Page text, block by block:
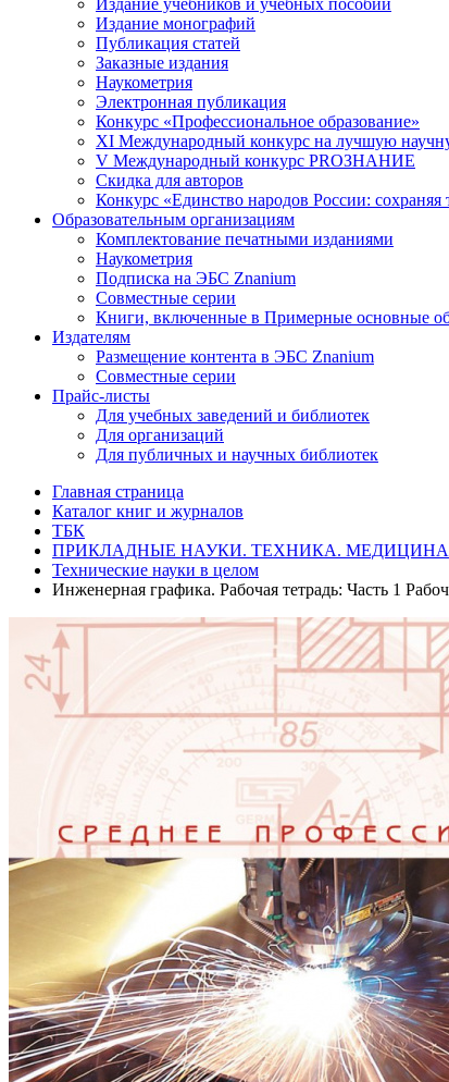
Издание учебников и учебных пособий
Издание монографий
Публикация статей
Заказные издания
Наукометрия
Электронная публикация
Конкурс «Профессиональное образование»
XI Международный конкурс на лучшую
V Международный конкурс PROЗНАНИЕ
Скидка для авторов
Конкурс «Единство народов России: сохраняя
Образовательным организациям
Комплектование печатными изданиями
Наукометрия
Подписка на ЭБС Znanium
Совместные серии
Книги, включенные в Примерные основные
Издателям
Размещение контента в ЭБС Znanium
Совместные серии
Прайс-листы
Для учебных заведений и библиотек
Для организаций
Для публичных и научных библиотек
Главная страница
Каталог книг и журналов
ТБК
ПРИКЛАДНЫЕ НАУКИ. ТЕХНИКА. МЕДИЦИНА
Технические науки в целом
Инженерная графика. Рабочая тетрадь: Часть 1